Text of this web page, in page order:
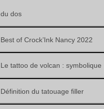
du dos
Best of Crock’Ink Nancy 2022
Le tattoo de volcan : symbolique
Définition du tatouage filler